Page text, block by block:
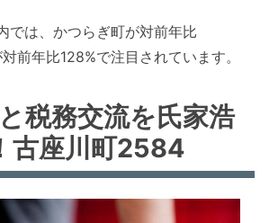
では、かつらぎ町が対前年比
前年比128%で注目されています。
税務交流を氏家浩
古座川町2584